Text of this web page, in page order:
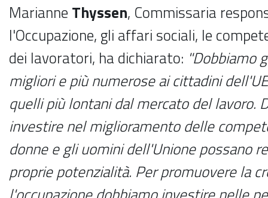
Marianne Thyssen, Commissaria
l'Occupazione, gli affari sociali, le
dei lavoratori, ha dichiarato: "Dobbiamo
migliori e più numerose ai cittadini
quelli più lontani dal mercato del lavoro.
investire nel miglioramento delle
donne e gli uomini dell'Unione possano
proprie potenzialità. Per promuovere la